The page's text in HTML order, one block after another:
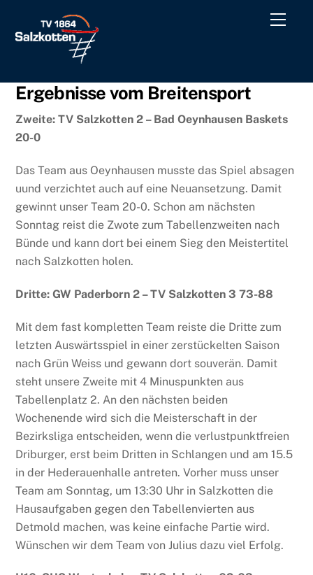
content
Menu
Ergebnisse vom Breitensport
Zweite: TV Salzkotten 2 – Bad Oeynhausen Baskets
20-0
Das Team aus Oeynhausen musste das Spiel absagen
uund verzichtet auch auf eine Neuansetzung. Damit
gewinnt unser Team 20-0. Schon am nächsten
Sonntag reist die Zwote zum Tabellenzweiten nach
Bünde und kann dort bei einem Sieg den Meistertitel
nach Salzkotten holen.
Dritte: GW Paderborn 2 – TV Salzkotten 3 73-88
Mit dem fast kompletten Team reiste die Dritte zum
letzten Auswärtsspiel in einer zerstückelten Saison
nach Grün Weiss und gewann dort souverän. Damit
steht unsere Zweite mit 4 Minuspunkten aus
Tabellenplatz 2. An den nächsten beiden
Wochenende wird sich die Meisterschaft in der
Bezirksliga entscheiden, wenn die verlustpunktfreien
Driburger, erst beim Dritten in Schlangen und am 15.5
in der Hederauenhalle antreten. Vorher muss unser
Team am Sonntag, um 13:30 Uhr in Salzkotten die
Hausaufgaben gegen den Tabellenvierten aus
Detmold machen, was keine einfache Partie wird.
Wünschen wir dem Team von Julius dazu viel Erfolg.